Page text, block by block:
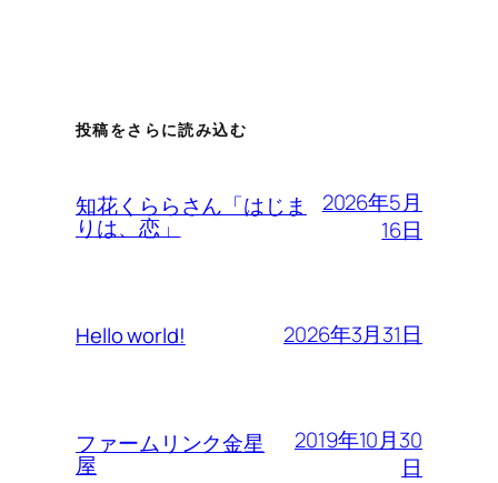
投稿をさらに読み込む
知花くららさん「はじま
りは、恋」
2026年5月
16日
Hello world! 2026年3月31日
ファームリンク金星
屋
2019年10月30
日